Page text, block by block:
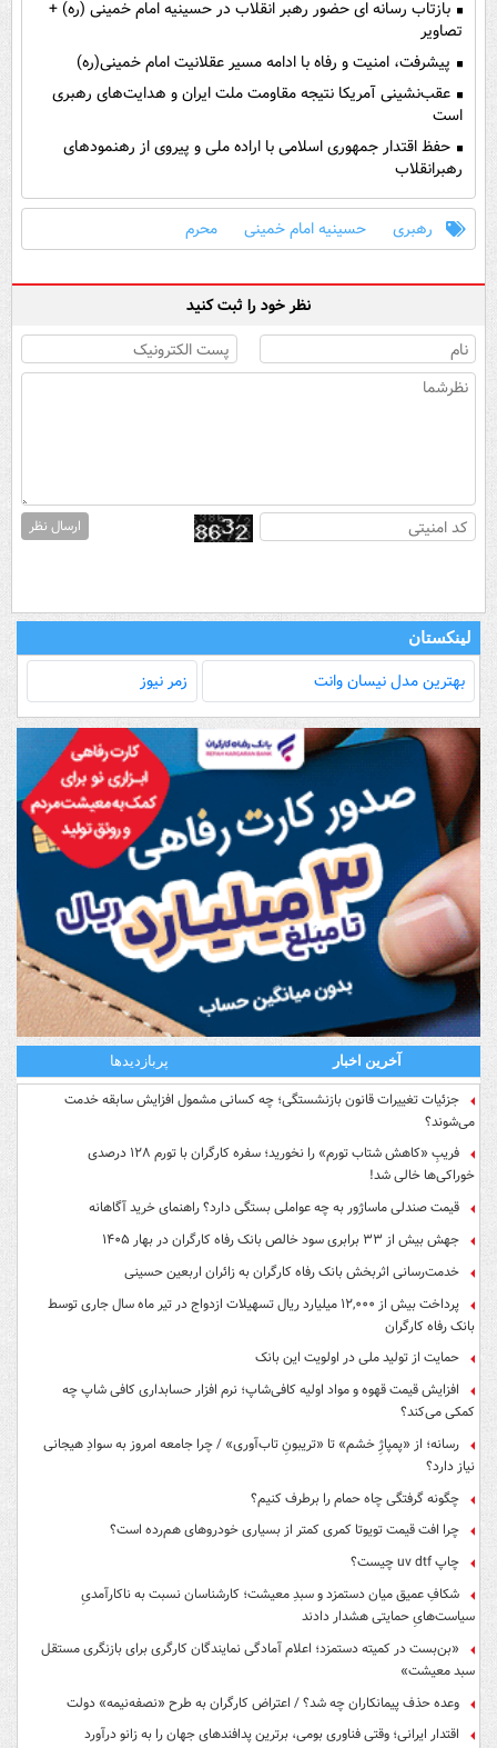
بازتاب رسانه ای حضور رهبر انقلاب در حسینیه امام خمینی (ره) +
تصاویر
پیشرفت، امنیت و رفاه با ادامه مسیر عقلانیت امام خمینی(ره)
عقب‌نشینی آمریکا نتیجه مقاومت ملت ایران و هدایت‌های رهبری
است
حفظ اقتدار جمهوری اسلامی با اراده ملی و پیروی از رهنمودهای
رهبرانقلاب
رهبری حسینیه امام خمینی محرم
نظر خود را ثبت کنید
ارسال نظر
لینکستان
بهترین مدل‌ نیسان وانت زمر نیوز
آخرین اخبار پربازدیدها
جزئیات تغییرات قانون بازنشستگی؛ چه کسانی مشمول افزایش سابقه خدمت
می‌شوند؟
فریبِ «کاهش شتاب تورم» را نخورید؛ سفره کارگران با تورم ۱۲۸ درصدی
خوراکی‌ها خالی شد!
قیمت صندلی ماساژور به چه عواملی بستگی دارد؟ راهنمای خرید آگاهانه
جهش بیش از ۳۳ برابری سود خالص بانک رفاه کارگران در بهار ۱۴۰۵
خدمت‌رسانی اثربخش بانک رفاه کارگران به زائران اربعین حسینی
پرداخت بیش از ۱۲,۰۰۰ میلیارد ریال تسهیلات ازدواج در تیر ماه سال جاری توسط
بانک رفاه کارگران
حمایت از تولید ملی در اولویت این بانک
افزایش قیمت قهوه و مواد اولیه کافی‌شاپ؛ نرم افزار حسابداری کافی شاپ چه
کمکی می‌کند؟
رسانه؛ از «پمپاژِ خشم» تا «تریبونِ تاب‌آوری» / چرا جامعه امروز به سوادِ هیجانی
نیاز دارد؟
چگونه گرفتگی چاه حمام را برطرف کنیم؟
چرا افت قیمت تویوتا کمری کمتر از بسیاری خودروهای هم‌رده است؟
چاپ uv dtf چیست؟
شکافِ عمیق میان دستمزد و سبدِ معیشت؛ کارشناسان نسبت به ناکارآمدیِ
سیاست‌هایِ حمایتی هشدار دادند
«بن‌بست در کمیته دستمزد؛ اعلام آمادگی نمایندگان کارگری برای بازنگری مستقل
سبد معیشت»
وعده حذف پیمانکاران چه شد؟ / اعتراض کارگران به طرح «نصفه‌نیمه» دولت
اقتدار ایرانی؛ وقتی فناوری بومی، برترین پدافندهای جهان را به زانو درآورد